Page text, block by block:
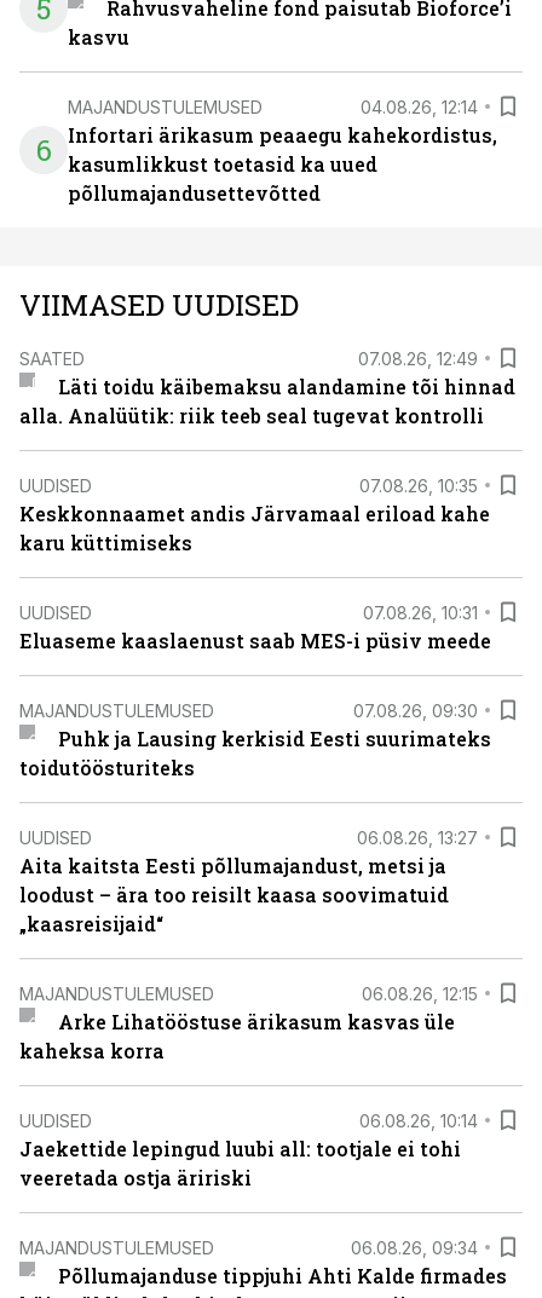
5
Rahvusvaheline fond paisutab Bioforce’i
kasvu
6
MAJANDUSTULEMUSED 04.08.26, 12:14
Infortari ärikasum peaaegu kahekordistus,
kasumlikkust toetasid ka uued
põllumajandusettevõtted
VIIMASED UUDISED
SAATED 07.08.26, 12:49
Läti toidu käibemaksu alandamine tõi hinnad
alla. Analüütik: riik teeb seal tugevat kontrolli
UUDISED 07.08.26, 10:35
Keskkonnaamet andis Järvamaal eriload kahe
karu küttimiseks
UUDISED 07.08.26, 10:31
Eluaseme kaaslaenust saab MES-i püsiv meede
MAJANDUSTULEMUSED 07.08.26, 09:30
Puhk ja Lausing kerkisid Eesti suurimateks
toidutöösturiteks
UUDISED 06.08.26, 13:27
Aita kaitsta Eesti põllumajandust, metsi ja
loodust – ära too reisilt kaasa soovimatuid
„kaasreisijaid“
MAJANDUSTULEMUSED 06.08.26, 12:15
Arke Lihatööstuse ärikasum kasvas üle
kaheksa korra
UUDISED 06.08.26, 10:14
Jaekettide lepingud luubi all: tootjale ei tohi
veeretada ostja äririski
MAJANDUSTULEMUSED 06.08.26, 09:34
Põllumajanduse tippjuhi Ahti Kalde firmades